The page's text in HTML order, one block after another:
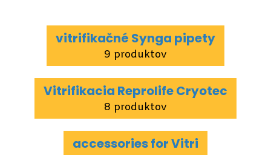
vitrifikačné Synga pipety
9 produktov
Vitrifikacia Reprolife Cryotec
8 produktov
accessories for Vitri